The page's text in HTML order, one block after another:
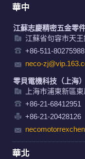
華中
江蘇志慶精密五金零
江蘇省句容市天王
+86-511-80275988
neco-
零貝電機科技（上海
上海市浦東新區
+86-21-68412951
+86-21-20428126
華北